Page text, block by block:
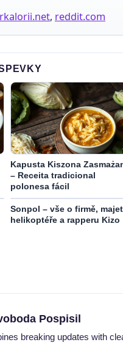
, reddit.com
Kapusta Kiszona
– Receita tradicional
polonesa fácil
Sonpol – vše o firmě,
helikoptéře a rapperu Kizo
Pospisil
breaking updates with